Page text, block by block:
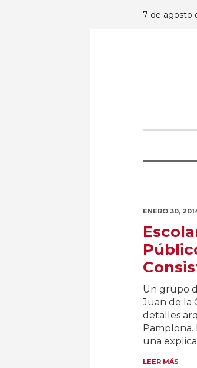
7 de agosto
ENERO 30,
Un grupo
Juan de la
detalles
Pamplona.
una
LEER MÁS